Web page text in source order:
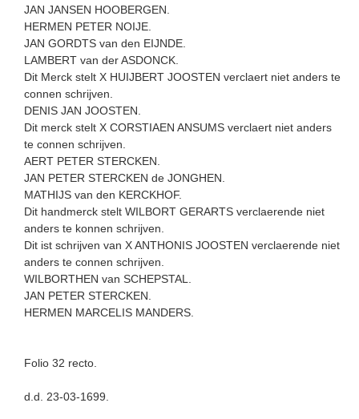
JAN JANSEN HOOBERGEN.
HERMEN PETER NOIJE.
JAN GORDTS van den EIJNDE.
LAMBERT van der ASDONCK.
Dit Merck stelt X HUIJBERT JOOSTEN verclaert niet anders te
connen schrijven.
DENIS JAN JOOSTEN.
Dit merck stelt X CORSTIAEN ANSUMS verclaert niet anders
te connen schrijven.
AERT PETER STERCKEN.
JAN PETER STERCKEN de JONGHEN.
MATHIJS van den KERCKHOF.
Dit handmerck stelt WILBORT GERARTS verclaerende niet
anders te konnen schrijven.
Dit ist schrijven van X ANTHONIS JOOSTEN verclaerende niet
anders te connen schrijven.
WILBORTHEN van SCHEPSTAL.
JAN PETER STERCKEN.
HERMEN MARCELIS MANDERS.
Folio 32 recto.
d.d. 23-03-1699.